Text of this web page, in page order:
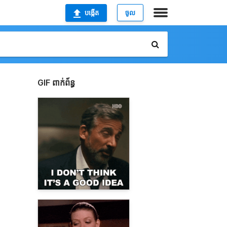
បង្កើត ចូល
GIF ពាក់ព័ន្ធ